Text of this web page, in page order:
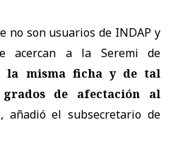
no son usuarios de INDAP y
acercan a la Seremi de
la misma ficha y de tal
de afectación al
añadió el subsecretario de